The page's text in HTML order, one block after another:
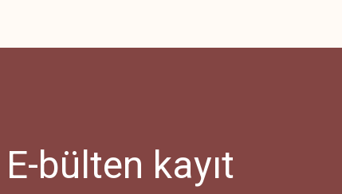
Bu ürüne benzer farklı alternatifler olmalı.
E-bülten kayıt